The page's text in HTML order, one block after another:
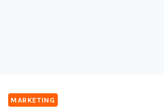
MARKETING